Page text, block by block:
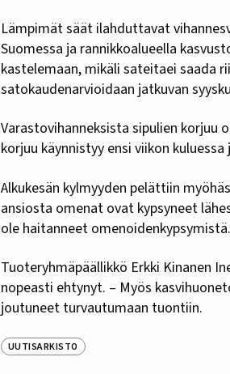
Lämpimät säät ilahduttavat
Suomessa ja rannikkoalueella
kastelemaan, mikäli sateitaei saada
satokaudenarvioidaan jatkuvan
Varastovihanneksista sipulien korjuu
korjuu käynnistyy ensi viikon
Alkukesän kylmyyden pelättiin
ansiosta omenat ovat kypsyneet
ole haitanneet omenoidenkypsymistä.
Tuoteryhmäpäällikkö Erkki Kinanen
nopeasti ehtynyt. – Myös
joutuneet turvautumaan tuontiin.
UUTISARKISTO